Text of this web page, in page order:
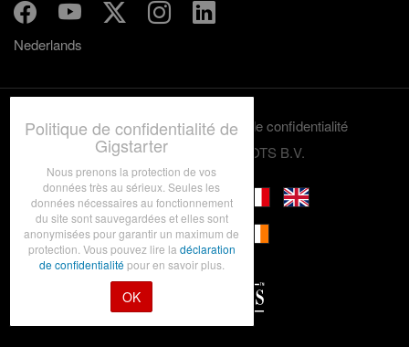
Nederlands
Termes et conditions
Politique de confidentialité
© 2012-2026 GRASSROOTS B.V.
Politique de confidentialité de
Gigstarter
Nous prenons la protection de vos
données très au sérieux. Seules les
données nécessaires au fonctionnement
du site sont sauvegardées et elles sont
anonymisées pour garantir un maximum de
protection. Vous pouvez lire la déclaration
de confidentialitépour en savoir plus.
OK